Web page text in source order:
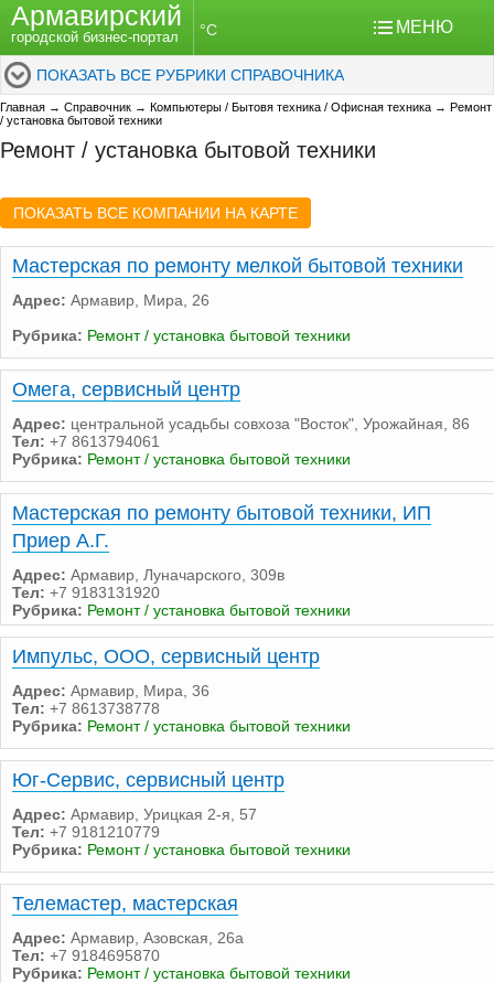
Армавирский
городской бизнес-портал °C МЕНЮ
ПОКАЗАТЬ ВСЕ РУБРИКИ СПРАВОЧНИКА
Главная → Справочник → Компьютеры / Бытовя техника / Офисная техника → Ремонт
/ установка бытовой техники
Ремонт / установка бытовой техники
ПОКАЗАТЬ ВСЕ КОМПАНИИ НА КАРТЕ
Мастерская по ремонту мелкой бытовой техники
Адрес: Армавир, Мира, 26
Рубрика: Ремонт / установка бытовой техники
Омега, сервисный центр
Адрес: центральной усадьбы совхоза "Восток", Урожайная, 86
Тел: +7 8613794061
Рубрика: Ремонт / установка бытовой техники
Мастерская по ремонту бытовой техники, ИП
Приер А.Г.
Адрес: Армавир, Луначарского, 309в
Тел: +7 9183131920
Рубрика: Ремонт / установка бытовой техники
Импульс, ООО, сервисный центр
Адрес: Армавир, Мира, 36
Тел: +7 8613738778
Рубрика: Ремонт / установка бытовой техники
Юг-Сервис, сервисный центр
Адрес: Армавир, Урицкая 2-я, 57
Тел: +7 9181210779
Рубрика: Ремонт / установка бытовой техники
Телемастер, мастерская
Адрес: Армавир, Азовская, 26а
Тел: +7 9184695870
Рубрика: Ремонт / установка бытовой техники